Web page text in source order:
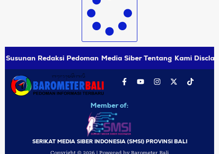
Susunan Redaksi Pedoman Media Siber Tentang Kami
Member of:
SERIKAT MEDIA SIBER INDONESIA (SMSI) PROVINSI BALI
Copyright © 2026 | Powered by Barometer Bali